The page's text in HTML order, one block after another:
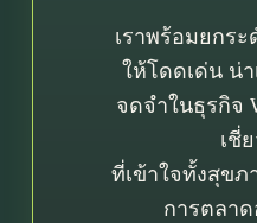
เราพร้อมยกร
ให้โดดเด่น น่
จดจำในธุรกิจ
เชี่
ที่เข้าใจทั้งสุข
การตลา